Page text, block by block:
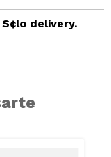
delivery.